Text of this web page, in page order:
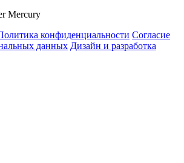
Mercury
конфиденциальности Согласие
данных Дизайн и разработка